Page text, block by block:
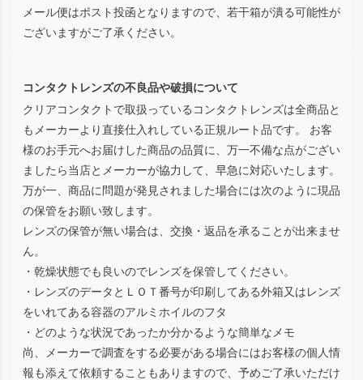
メール便はポスト投函となりますので、若干箱が潰る可能性が
ございますがご了承ください。
コンタクトレンズの不良品や破損について
クリアコンタクトで取扱っているコンタクトレンズは全商品と
もメーカーより直接仕入れしている正規ルート品です。 お客
様のお手元へお届けした商品の品質に、万一不備な点がござい
ましたら当店とメーカーが協力して、早急に対応いたします。
万が一、商品に問題が発見されました場合には次のように現品
の保管をお願い致します。
レンズの保管が無い場合は、交換・返品を承ることが出来ませ
ん。
・乾燥状態でも良いのでレンズを保管してください。
・レンズのデータとＬＯＴ番号が印刷してある外箱又はレンズ
をいれてある容器のアルミホイルのフタ
・どのような状況であったか分かるような簡単なメモ
尚、メーカーで調査をする必要がある場合にはお客様の個人情
報も添えて依頼することもありますので、予めご了承いただけ